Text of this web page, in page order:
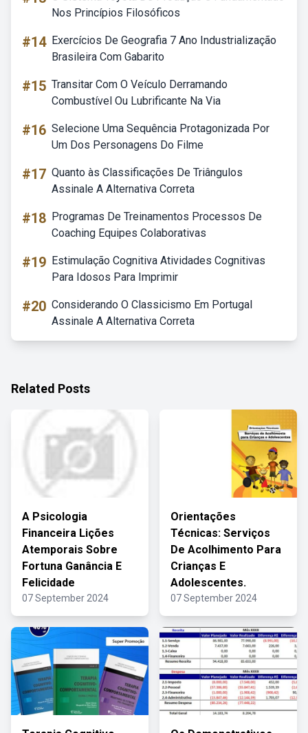
Nos Princípios Filosóficos
#14 Exercícios De Geografia 7 Ano Industrialização
Brasileira Com Gabarito
#15 Transitar Com O Veículo Derramando
Combustível Ou Lubrificante Na Via
#16 Selecione Uma Sequência Protagonizada Por
Um Dos Personagens Do Filme
#17 Quanto às Classificações De Triângulos
Assinale A Alternativa Correta
#18 Programas De Treinamentos Processos De
Coaching Equipes Colaborativas
#19 Estimulação Cognitiva Atividades Cognitivas
Para Idosos Para Imprimir
#20 Considerando O Classicismo Em Portugal
Assinale A Alternativa Correta
Related Posts
A Psicologia
Financeira Lições
Atemporais Sobre
Fortuna Ganância E
Felicidade
07 September 2024
Orientações
Técnicas: Serviços
De Acolhimento Para
Crianças E
Adolescentes.
07 September 2024